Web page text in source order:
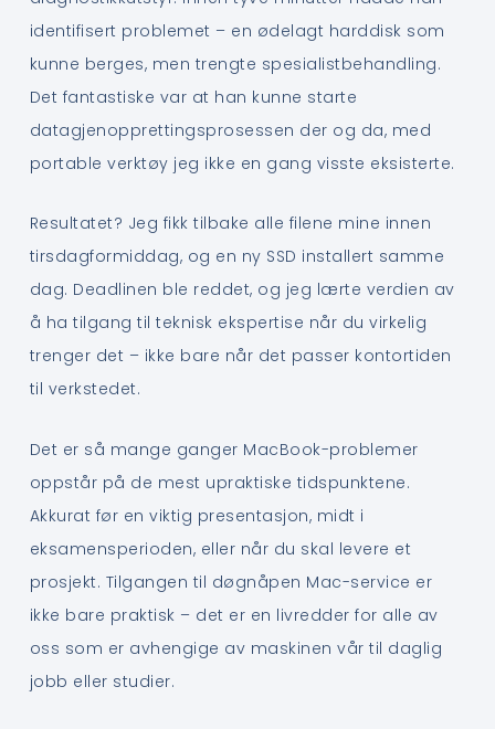
identifisert problemet – en ødelagt harddisk som
kunne berges, men trengte spesialistbehandling.
Det fantastiske var at han kunne starte
datagjenopprettingsprosessen der og da, med
portable verktøy jeg ikke en gang visste eksisterte.
Resultatet? Jeg fikk tilbake alle filene mine innen
tirsdagformiddag, og en ny SSD installert samme
dag. Deadlinen ble reddet, og jeg lærte verdien av
å ha tilgang til teknisk ekspertise når du virkelig
trenger det – ikke bare når det passer kontortiden
til verkstedet.
Det er så mange ganger MacBook-problemer
oppstår på de mest upraktiske tidspunktene.
Akkurat før en viktig presentasjon, midt i
eksamensperioden, eller når du skal levere et
prosjekt. Tilgangen til døgnåpen Mac-service er
ikke bare praktisk – det er en livredder for alle av
oss som er avhengige av maskinen vår til daglig
jobb eller studier.